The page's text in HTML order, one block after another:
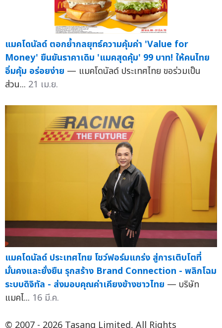
แมคโดนัลด์ ตอกย้ำกลยุทธ์ความคุ้มค่า 'Value for
Money' ยืนยันราคาเดิม 'แมคสุดคุ้ม' 99 บาท! ให้คนไทย
อิ่มคุ้ม อร่อยง่าย — แมคโดนัลด์ ประเทศไทย ขอร่วมเป็น
ส่วน... 21 เม.ย.
แมคโดนัลด์ ประเทศไทย โชว์ฟอร์มแกร่ง สู่การเติบโตที่
มั่นคงและยั่งยืน รุกสร้าง Brand Connection - พลิกโฉม
ระบบดิจิทัล - ส่งมอบคุณค่าเคียงข้างชาวไทย — บริษัท
แมคไ... 16 มี.ค.
© 2007 - 2026 Tasang Limited, All Rights